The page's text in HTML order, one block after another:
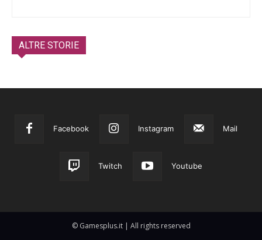
ALTRE STORIE
Facebook Instagram Mail
Twitch Youtube
© Gamesplus.it | All rights reserved